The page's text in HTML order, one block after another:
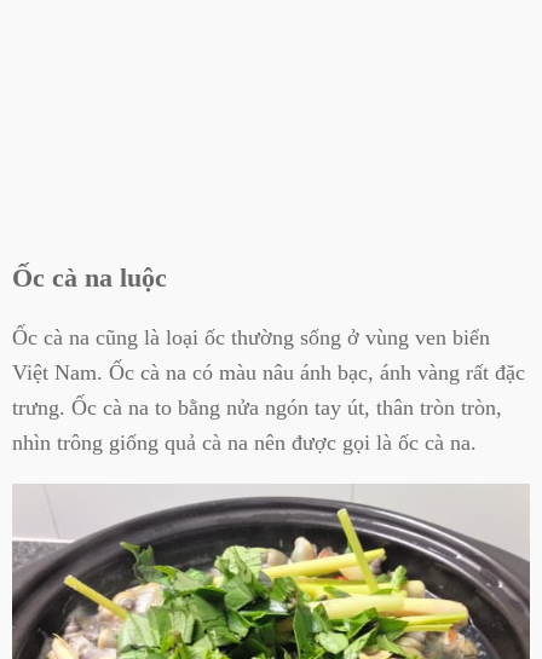
Ốc cà na luộc
Ốc cà na cũng là loại ốc thường sống ở vùng ven biển
Việt Nam. Ốc cà na có màu nâu ánh bạc, ánh vàng rất đặc
trưng. Ốc cà na to bằng nửa ngón tay út, thân tròn tròn,
nhìn trông giống quả cà na nên được gọi là ốc cà na.